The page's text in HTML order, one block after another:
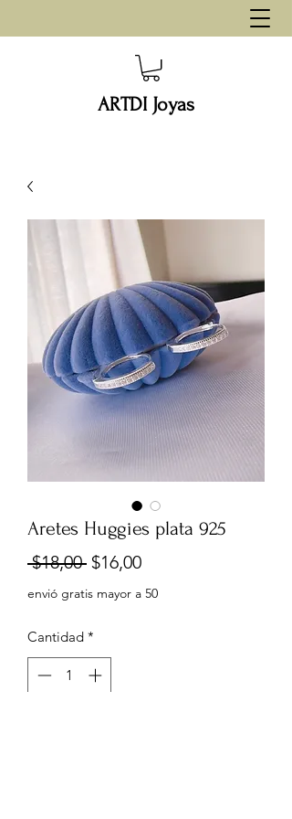
ARTDI Joyas
Aretes Huggies plata 925
$18,00 Precio
$16,00Precio
de
envió gratis mayor a 50
Cantidad *